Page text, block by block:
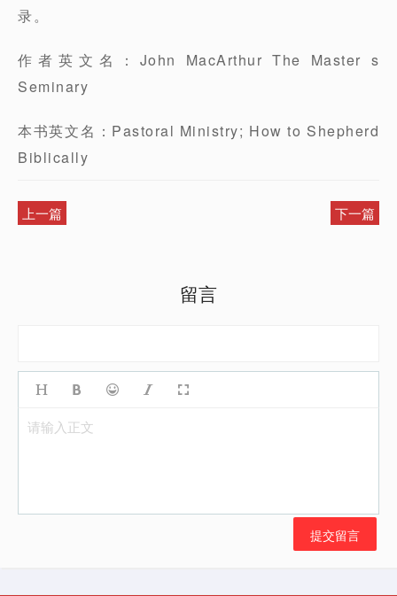
录。
作者英文名：John MacArthur The Master s
Seminary
本书英文名：Pastoral Ministry; How to Shepherd
Biblically
上一篇 下一篇
留言
请输入正文
提交留言